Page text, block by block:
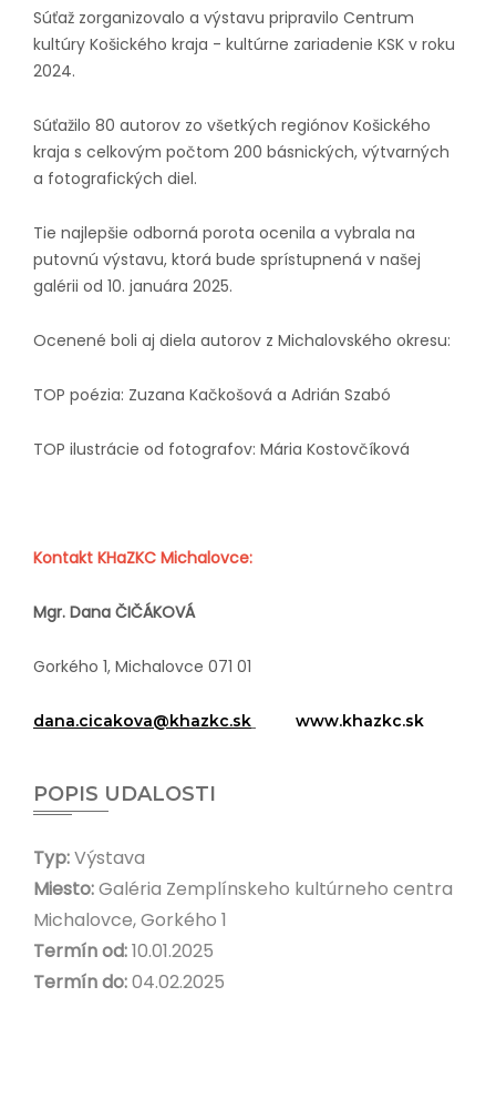
Súťaž zorganizovalo a výstavu pripravilo Centrum
kultúry Košického kraja - kultúrne zariadenie KSK v roku
2024.
Súťažilo 80 autorov zo všetkých regiónov Košického
kraja s celkovým počtom 200 básnických, výtvarných
a fotografických diel.
Tie najlepšie odborná porota ocenila a vybrala na
putovnú výstavu, ktorá bude sprístupnená v našej
galérii od 10. januára 2025.
Ocenené boli aj diela autorov z Michalovského okresu:
TOP poézia: Zuzana Kačkošová a Adrián Szabó
TOP ilustrácie od fotografov: Mária Kostovčíková
Kontakt KHaZKC Michalovce:
Mgr. Dana ČIČÁKOVÁ
Gorkého 1, Michalovce 071 01
dana.cicakova@khazkc.sk www.khazkc.sk
POPIS UDALOSTI
Typ:Výstava
Miesto:Galéria Zemplínskeho kultúrneho centra
Michalovce, Gorkého 1
Termín od:10.01.2025
Termín do:04.02.2025